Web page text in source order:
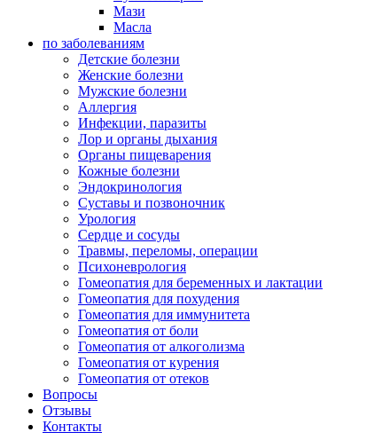
Мази
Масла
по заболеваниям
Детские болезни
Женские болезни
Мужские болезни
Аллергия
Инфекции, паразиты
Лор и органы дыхания
Органы пищеварения
Кожные болезни
Эндокринология
Суставы и позвоночник
Урология
Сердце и сосуды
Травмы, переломы, операции
Психоневрология
Гомеопатия для беременных и лактации
Гомеопатия для похудения
Гомеопатия для иммунитета
Гомеопатия от боли
Гомеопатия от алкоголизма
Гомеопатия от курения
Гомеопатия от отеков
Вопросы
Отзывы
Контакты